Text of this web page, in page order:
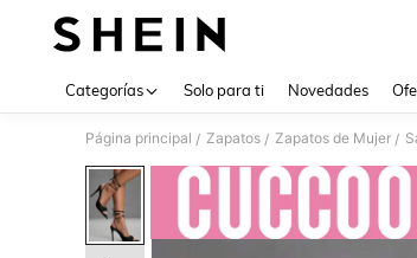
Categorías Solo para ti Novedades
Página principal / Zapatos / Zapatos de Mujer /